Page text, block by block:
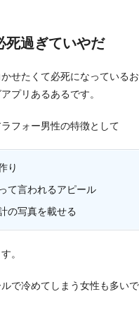
死過ぎていやだ
せたくて必死になっている
アプリあるあるです。
フォー男性の特徴として
り
て言われるアピール
の写真を載せる
。
で冷めてしまう女性も多いで